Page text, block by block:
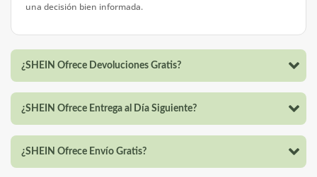
una decisión bien informada.
¿SHEIN Ofrece Devoluciones Gratis?
¿SHEIN Ofrece Entrega al Día Siguiente?
¿SHEIN Ofrece Envío Gratis?